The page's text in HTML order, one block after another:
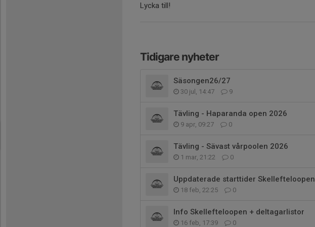
Lycka till!
Tidigare nyheter
Säsongen26/27
30 jul, 14:47 9
Tävling - Haparanda open 2026
9 apr, 09:27 0
Tävling - Sävast vårpoolen 2026
1 mar, 21:22 0
Uppdaterade starttider Skellefteloopen
18 feb, 22:25 0
Info Skellefteloopen + deltagarlistor
16 feb, 17:39 0